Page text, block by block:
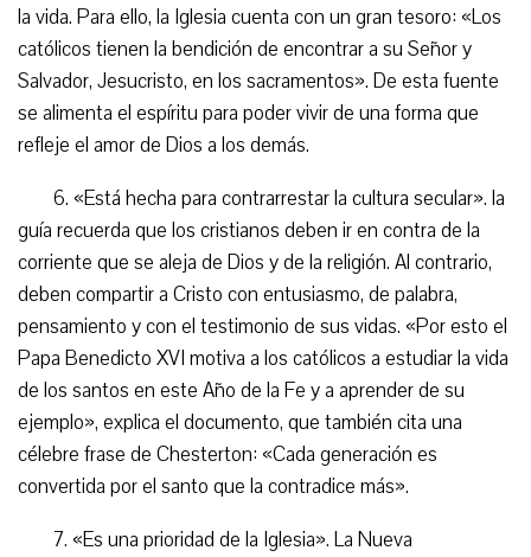
la vida. Para ello, la Iglesia cuenta con un gran tesoro: «Los
católicos tienen la bendición de encontrar a su Señor y
Salvador, Jesucristo, en los sacramentos». De esta fuente
se alimenta el espíritu para poder vivir de una forma que
refleje el amor de Dios a los demás.
6. «Está hecha para contrarrestar la cultura secular». la
guía recuerda que los cristianos deben ir en contra de la
corriente que se aleja de Dios y de la religión. Al contrario,
deben compartir a Cristo con entusiasmo, de palabra,
pensamiento y con el testimonio de sus vidas. «Por esto el
Papa Benedicto XVI motiva a los católicos a estudiar la vida
de los santos en este Año de la Fe y a aprender de su
ejemplo», explica el documento, que también cita una
célebre frase de Chesterton: «Cada generación es
convertida por el santo que la contradice más».
7. «Es una prioridad de la Iglesia». La Nueva